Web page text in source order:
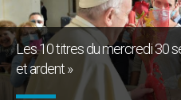
Les 10 titres du mercredi 30
et ardent »